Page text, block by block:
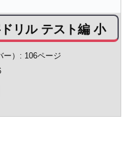
リル テスト編 小
ー）: 106ページ